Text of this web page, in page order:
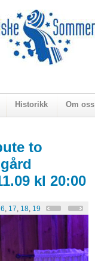
Historikk Om oss
to
kl 20:00
, 17, 18, 19